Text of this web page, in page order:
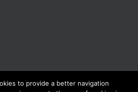
to provide a better navigation